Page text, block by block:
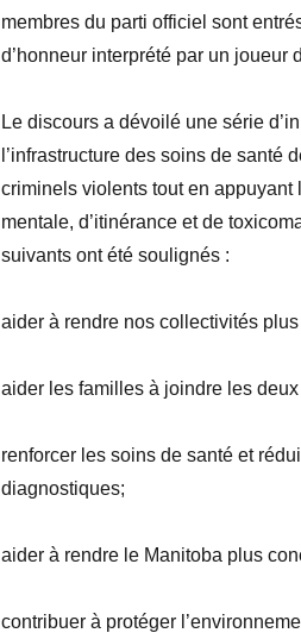
membres du parti officiel sont
d’honneur interprété par un joueur
Le discours a dévoilé une série
l’infrastructure des soins de santé
criminels violents tout en
mentale, d’itinérance et de
suivants ont été soulignés :
aider à rendre nos collectivités plus
aider les familles à joindre les deux
renforcer les soins de santé et
diagnostiques;
aider à rendre le Manitoba plus
contribuer à protéger